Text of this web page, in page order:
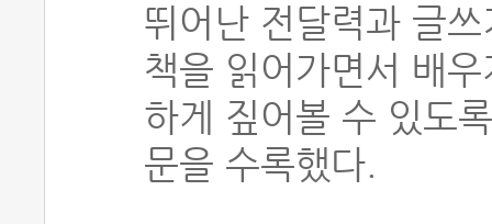
뛰어난 전달력과 글
책을 읽어가면서 배
하게 짚어볼 수 있도
문을 수록했다.